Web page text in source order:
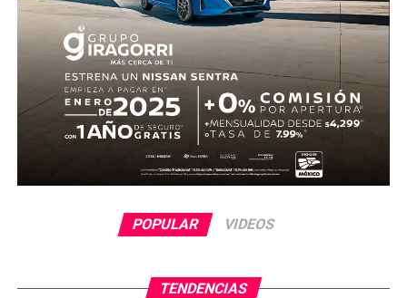
POPULAR VIDEOS
TENDENCIAS